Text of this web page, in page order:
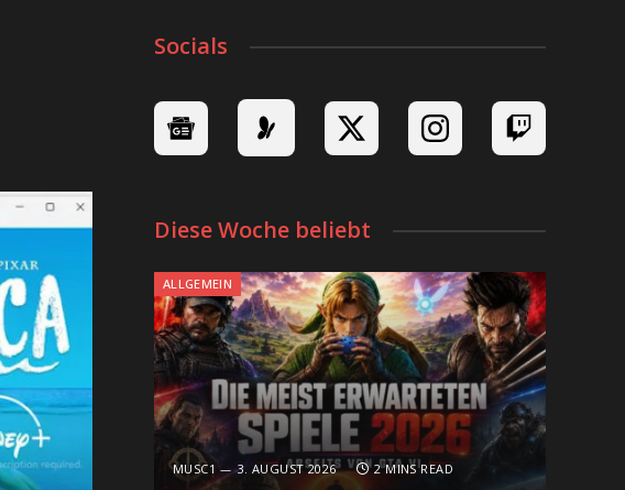
Socials
Diese Woche beliebt
ALLGEMEIN
MUSC1 3. AUGUST 2026 2 MINS READ